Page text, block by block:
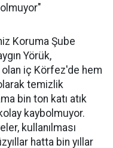
Koruma Şube
Yörük,
iç Körfez'de hem
temizlik
bin ton katı atık
kaybolmuyor.
kullanılması
hatta bin yıllar